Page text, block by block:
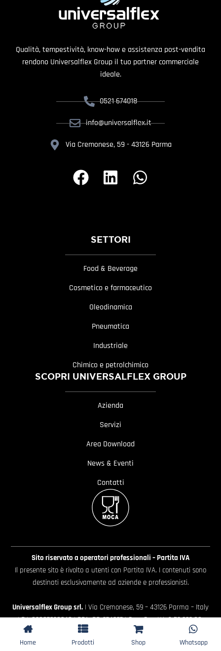
Qualità, tempestività, know-how e assistenza post-vendita
rendono Universalflex Group il tuo partner commerciale
ideale.
0521 674018
info@universalflex.it
Via Cremonese, 59 - 43126 Parma
SETTORI
Food & Beverage
Cosmetico e farmaceutico
Oleodinamica
Pneumatica
Industriale
Chimico e petrolchimico
SCOPRI UNIVERSALFLEX GROUP
Azienda
Servizi
Area Download
News & Eventi
Contatti
Sito riservato a operatori professionali – Partita IVA
Il presente sito è rivolto a utenti con Partita IVA. I contenuti sono
destinati esclusivamente ad aziende e professionisti.
Universalflex Group srl. | Via Cremonese, 59 – 43126 Parma – Italy
| P.I. 02887620348 | REA: PR-274997 | Cap. Soc. I.V. € 52.632,00
Whistleblowing
Privacy policy Cookie policy
Preferenze
Cookie| Website by Extraweb
Home Prodotti Shop Whatsapp